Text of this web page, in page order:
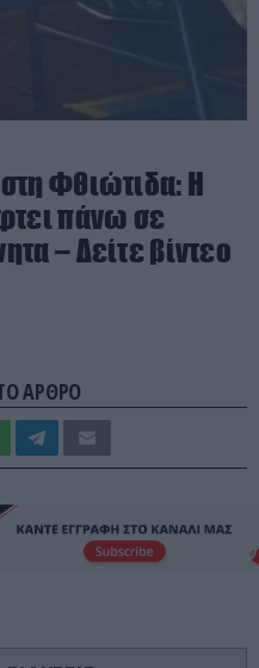
Φθιώτιδα: Η
πάνω σε
– Δείτε βίντεο
ΑΡΘΡΟ